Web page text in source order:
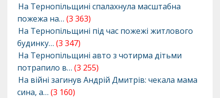
На Тернопільщині спалахнула масштабна
пожежа на… (3 363)
На Тернопільщині під час пожежі житлового
будинку… (3 347)
На Тернопільщині авто з чотирма дітьми
потрапило в… (3 255)
На війні загинув Андрій Дмитрів: чекала мама
сина, а… (3 160)